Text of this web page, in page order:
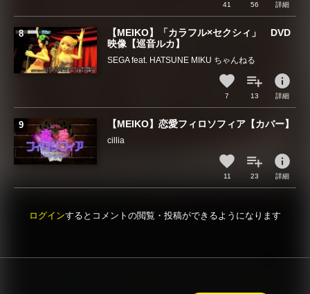
41 56 詳細
【MEIKO】「カラフル×セクシィ」 DVD
映像【巡音ルカ】
SEGA feat. HATSUNE MIKU ちゃんねる
7 13
info
詳細
【MEIKO】恋愛フィロソフィア【カバー】
cillia
11 23
info
詳細
ログインするとコメントの閲覧・投稿ができるようになります